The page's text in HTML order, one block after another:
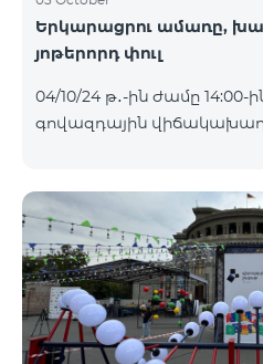
Երկարացրու ամառը,
յոթերորդ փուլ
04/10/24 թ․-ին ժամը 14:00-
գովազդային
պրոմոյի շրջանակներում
քարտի` TeamTok
սակագնային փաթեթի
Հաղթող
պատահական թվերի
Հետևեք մեզ Team-ի